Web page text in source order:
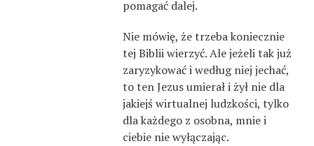
pomagać dalej.
Nie mówię, że trzeba koniecznie
tej Biblii wierzyć. Ale jeżeli tak już
zaryzykować i według niej jechać,
to ten Jezus umierał i żył nie dla
jakiejś wirtualnej ludzkości, tylko
dla każdego z osobna, mnie i
ciebie nie wyłączając.